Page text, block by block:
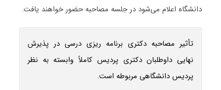
دانشگاه اعلام می‌شود در جلسه مصاحبه حضور خواهند یافت.
تأثیر مصاحبه دکتری برنامه ‌ریزی درسی در پذیرش
نهایی داوطلبان دکتری پردیس کاملاً وابسته به نظر
پردیس دانشگاهی مربوطه است.